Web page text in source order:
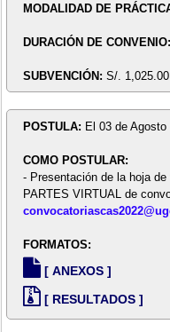
MODALIDAD DE
DURACIÓN DE CONVENIO:
SUBVENCIÓN: S/.
POSTULA: El 03 de Agosto
COMO POSTULAR:
- Presentación de la hoja
PARTES VIRTUAL de
FORMATOS:
[ ANEXOS ]
[ RESULTADOS ]